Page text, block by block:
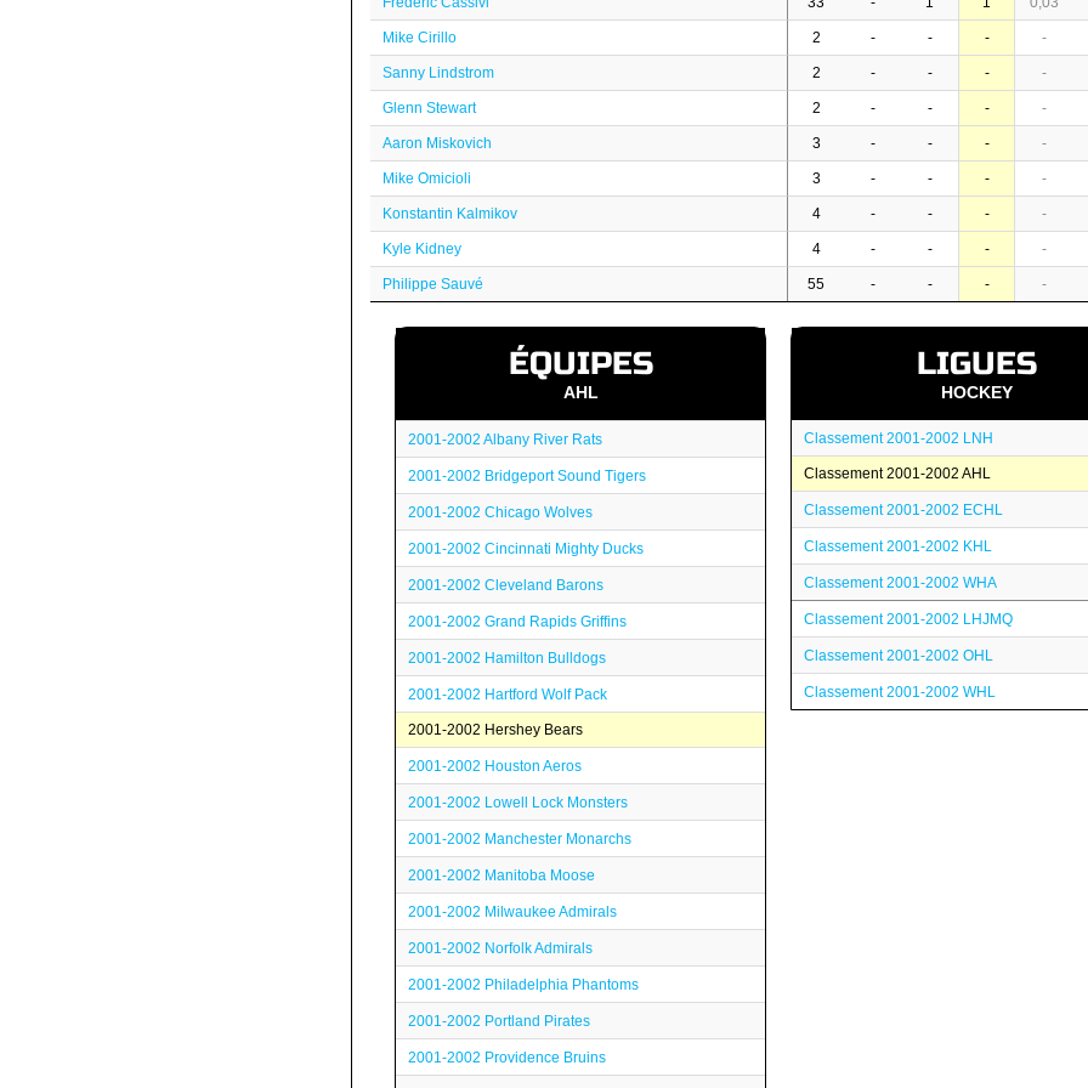
Mike Cirillo 2 - - - -
Sanny Lindstrom 2 - - - -
Glenn Stewart 2 - - - -
Aaron Miskovich 3 - - - -
Mike Omicioli 3 - - - -
Konstantin Kalmikov 4 - - - -
Kyle Kidney 4 - - - -
Philippe Sauvé 55 - - - -
ÉQUIPES
AHL
2001-2002 Albany River Rats
2001-2002 Bridgeport Sound Tigers
2001-2002 Chicago Wolves
2001-2002 Cincinnati Mighty Ducks
2001-2002 Cleveland Barons
2001-2002 Grand Rapids Griffins
2001-2002 Hamilton Bulldogs
2001-2002 Hartford Wolf Pack
2001-2002 Hershey Bears
2001-2002 Houston Aeros
2001-2002 Lowell Lock Monsters
2001-2002 Manchester Monarchs
2001-2002 Manitoba Moose
2001-2002 Milwaukee Admirals
2001-2002 Norfolk Admirals
2001-2002 Philadelphia Phantoms
2001-2002 Portland Pirates
2001-2002 Providence Bruins
LIGUES
HOCKEY
Classement 2001-2002 LNH
Classement 2001-2002 AHL
Classement 2001-2002 ECHL
Classement 2001-2002 KHL
Classement 2001-2002 WHA
Classement 2001-2002 LHJMQ
Classement 2001-2002 OHL
Classement 2001-2002 WHL